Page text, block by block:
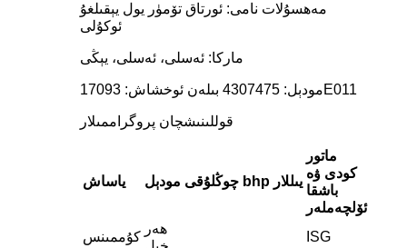
مەھسۇلات نامى: ئورتاق تۆمۈر يول يېقىلغۇ
ئوكۇلى
ماركا: ئەسلى، ئەسلى، يېڭى
مودېل: 4307475 بىلەن ئوخشاش: 17093E011
قوللىنىشچان پروگراممىلار
ياساش مودېل چوڭلۇقى bhp يىللار
ماتور
كودى ۋە
باشقا
ئۆلچەملەر
كۇممىنس
ھەر
ISG